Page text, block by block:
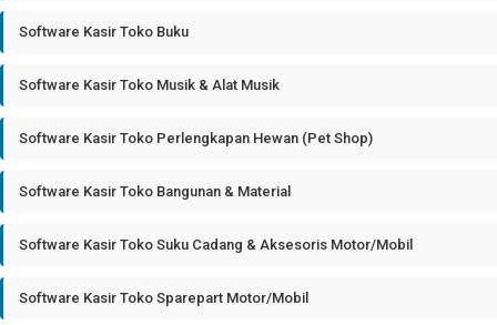
Software Kasir Toko Buku
Software Kasir Toko Musik & Alat Musik
Software Kasir Toko Perlengkapan Hewan (Pet Shop)
Software Kasir Toko Bangunan & Material
Software Kasir Toko Suku Cadang & Aksesoris Motor/Mobil
Software Kasir Toko Sparepart Motor/Mobil